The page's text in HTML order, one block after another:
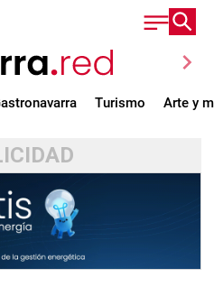
chevron_right
Turismo Arte y